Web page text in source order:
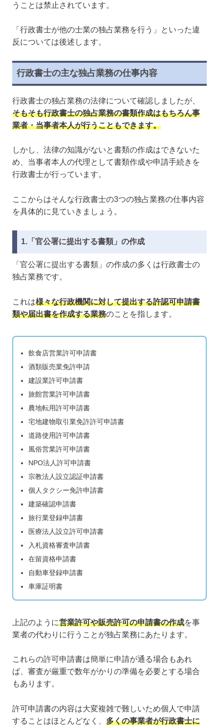
うことは禁止されています。
「行政書士が他の士業の独占業務を行う」といった違
反については後述します。
行政書士の主な独占業務の仕事内容
行政書士の独占業務の法律について確認しましたが、
そもそも行政書士の独占業務の書類作成はもちろん事
業者・当事者本人が行うこともできます。
しかし、法律の知識がないと書類の作成はできないた
め、当事者本人の代理として書類作成や申請手続きを
行政書士が行っています。
ここからはそんな行政書士の3つの独占業務の仕事内容
を具体的に見ていきましょう。
1.「官公署に提出する書類」の作成
「官公署に提出する書類」の作成の多くは行政書士の
独占業務です。
これは様々な行政機関に対して提出する許認可申請書
類や届出書を作成する業務のことを指します。
飲食店営業許可申請書
酒類販売業免許申請
建設業許可申請書
旅館営業許可申請書
農地転用許可申請書
宅地建物取引業免許許可申請書
道路使用許可申請書
風俗営業許可申請書
NPO法人許可申請書
宗教法人設立認証申請書
個人タクシー免許申請書
建築確認申請書
旅行業登録申請書
医療法人設立許可申請書
入札資格審査申請書
在留資格申請書
自動車登録申請書
車庫証明書
上記のように営業許可や販売許可の申請書の作成を事
業者の代わりに行うことが独占業務にあたります。
これらの許可申請書は簡単に申請が通る場合もあれ
ば、審査が厳重で数年がかりの準備を必要とする場合
もあります。
許可申請書の内容は大変複雑で難しいため個人で申請
することはほとんどなく、 多くの事業者が行政書士に